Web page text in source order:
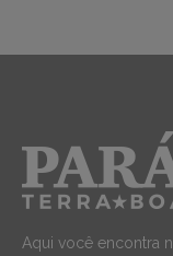
Aqui você encontra